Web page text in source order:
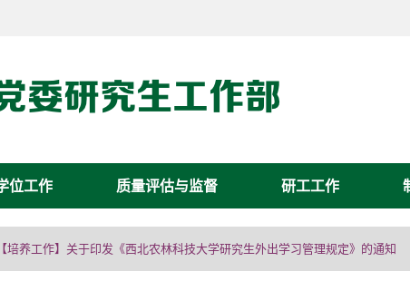
位工作 质量评估与监督 研工工作
培养工作】关于印发《西北农林科技大学研究生外出学习管理规定》的通知